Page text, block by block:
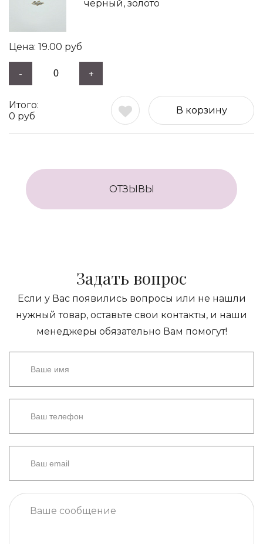
черный, золото
19.00 руб
- +
0 руб
В корзину
ОТЗЫВЫ
Задать вопрос
Если у Вас появились вопросы или не нашли
нужный товар, оставьте свои контакты, и наши
менеджеры обязательно Вам помогут!